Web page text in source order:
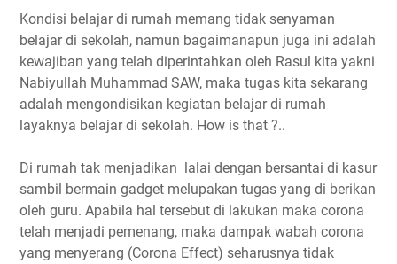
Kondisi belajar di rumah memang tidak senyaman
belajar di sekolah, namun bagaimanapun juga ini adalah
kewajiban yang telah diperintahkan oleh Rasul kita yakni
Nabiyullah Muhammad SAW, maka tugas kita sekarang
adalah mengondisikan kegiatan belajar di rumah
layaknya belajar di sekolah. How is that ?..
Di rumah tak menjadikan lalai dengan bersantai di kasur
sambil bermain gadget melupakan tugas yang di berikan
oleh guru. Apabila hal tersebut di lakukan maka corona
telah menjadi pemenang, maka dampak wabah corona
yang menyerang (Corona Effect) seharusnya tidak